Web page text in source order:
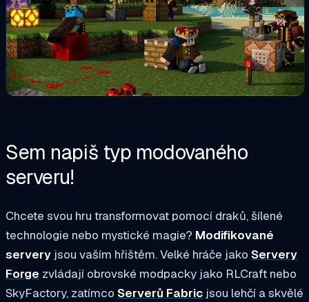
Sem napiš typ modovaného
serveru!
Chcete svou hru transformovat pomocí draků, šílené
technologie nebo mystické magie? Modifikované
servery jsou vaším hřištěm. Velké hráče jako Servery
Forge zvládají obrovské modpacky jako RLCraft nebo
SkyFactory, zatímco Serverů Fabric jsou lehčí a skvělé